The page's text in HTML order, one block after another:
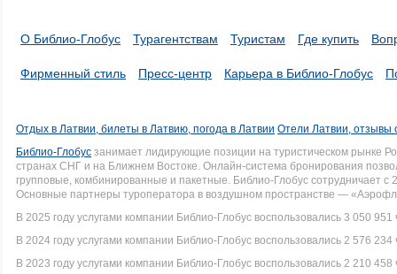
О Библио-Глобус Турагентствам Туристам Где купить
Фирменный стиль Пресс-центр Карьера в Библио-Глобус
Отдых в Латвии, билеты в Латвию, погода в Латвии Отели Латвии, отзывы
Библио-Глобус занимает лидирующие позиции на туристическом рынке
странах СНГ и на Ближнем Востоке. Онлайн-система бронирования
групповые, комбинированные и пакетные. Библио-Глобус сотрудничает
Основные партнеры туроператора в воздушном пространстве —
В 2025 году услугами компании Библио-Глобус воспользовались 3 050 951
В 2024 году услугами компании Библио-Глобус воспользовались 2 576 234
В 2023 году услугами компании Библио-Глобус воспользовались 2 210 458